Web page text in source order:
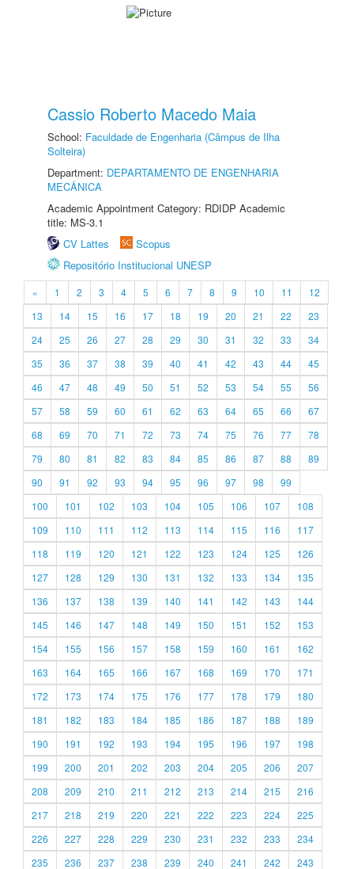
Cassio Roberto Macedo Maia
School: Faculdade de Engenharia (Câmpus de Ilha
Solteira)
Department: DEPARTAMENTO DE ENGENHARIA
MECÂNICA
Academic Appointment Category: RDIDP Academic
title: MS-3.1
CV Lattes
Scopus
Repositório Institucional UNESP
« 1 2 3 4 5 6 7 8 9 10 11
12
13
14 15 16 17 18 19 20 21 22
23
24
25 26 27 28 29 30 31 32 33
34
35
36 37 38 39 40 41 42 43 44
45
46
47 48 49 50 51 52 53 54 55
56
57
58 59 60 61 62 63 64 65 66
67
68
69 70 71 72 73 74 75 76 77
78
79
80 81 82 83 84 85 86 87 88
89
90
91 92 93 94 95 96 97 98
99
100
101 102 103 104 105 106 107
108
109
110 111 112 113 114 115 116
117
118
119 120 121 122 123 124 125
126
127
128 129 130 131 132 133 134
135
136
137 138 139 140 141 142 143
144
145
146 147 148 149 150 151 152
153
154
155 156 157 158 159 160 161
162
163
164 165 166 167 168 169 170
171
172
173 174 175 176 177 178 179
180
181
182 183 184 185 186 187 188
189
190
191 192 193 194 195 196 197
198
199
200 201 202 203 204 205 206
207
208
209 210 211 212 213 214 215
216
217
218 219 220 221 222 223 224
225
226
227 228 229 230 231 232 233
234
235
236 237 238 239 240 241 242 243